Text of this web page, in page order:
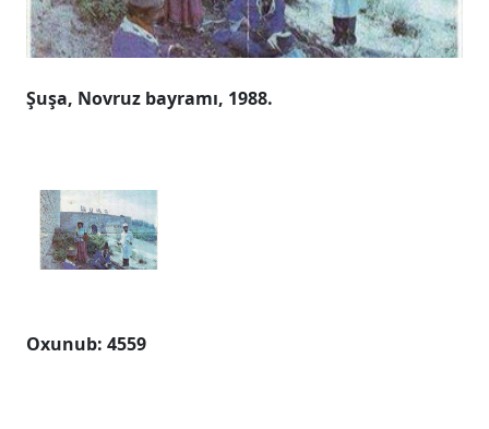
Şuşa, Novruz bayramı, 1988.
Oxunub: 4559